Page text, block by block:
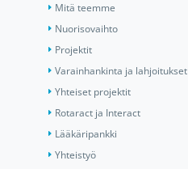
Mitä teemme
Nuorisovaihto
Projektit
Varainhankinta ja lahjoitukset
Yhteiset projektit
Rotaract ja Interact
Lääkäripankki
Yhteistyö